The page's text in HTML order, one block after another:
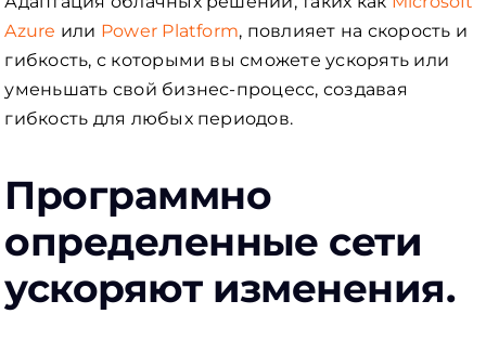
Azure или Power Platform, повлияет на скорость и
гибкость, с которыми вы сможете ускорять или
уменьшать свой бизнес-процесс, создавая
гибкость для любых периодов.
Программно
определенные сети
ускоряют изменения.